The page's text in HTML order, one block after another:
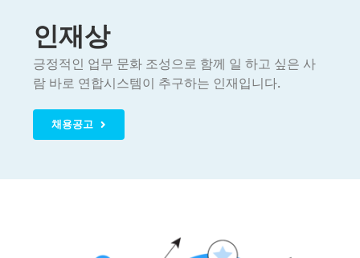
조직구성
인재상/기업문화
인재상
긍정적인 업무 문화 조성으로 함께 일 하고 싶은 사
람 바로 연합시스템이 추구하는 인재입니다.
채용공고